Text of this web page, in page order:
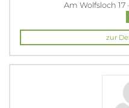
Am Wolfsloch 17
zur